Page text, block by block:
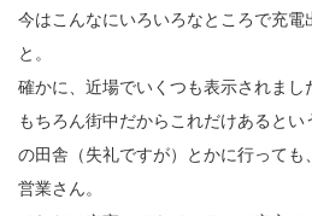
今はこんなにいろいろなところで充電
と。
確かに、近場でいくつも表示されまし
もちろん街中だからこれだけあると
の田舎（失礼ですが）とかに行っても
営業さん。